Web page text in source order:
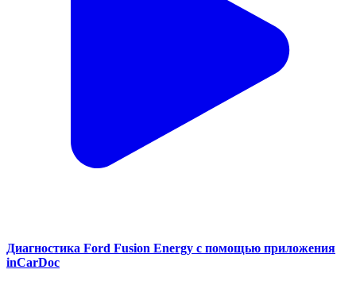
Диагностика Ford Fusion Energy с помощью приложения
inCarDoc